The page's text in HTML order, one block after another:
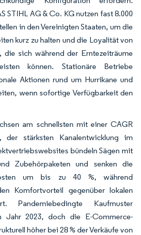
STIHL AG & Co. KG nutzen fast 8.000
in den Vereinigten Staaten, um die
kurz zu halten und die Loyalität von
die sich während der Erntezeiträume
können. Stationäre Betriebe
Aktionen rund um Hurrikane und
wenn sofortige Verfügbarkeit den
am schnellsten mit einer CAGR
stärksten Kanalentwicklung im
bündeln Sägen mit
Zubehörpaketen und senken die
um bis zu 40 %, während
Komfortvorteil gegenüber lokalen
Pandemiebedingte Kaufmuster
Jahr 2023, doch die E-Commerce-
höher bei 28 % der Verkäufe von